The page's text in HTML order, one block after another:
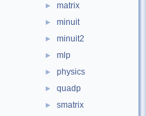
► matrix
► minuit
► minuit2
► mlp
► physics
► quadp
► smatrix